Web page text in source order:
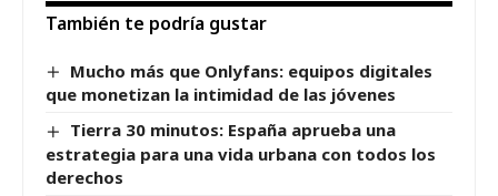
También te podría gustar
Mucho más que Onlyfans: equipos digitales
que monetizan la intimidad de las jóvenes
Tierra 30 minutos: España aprueba una
estrategia para una vida urbana con todos los
derechos